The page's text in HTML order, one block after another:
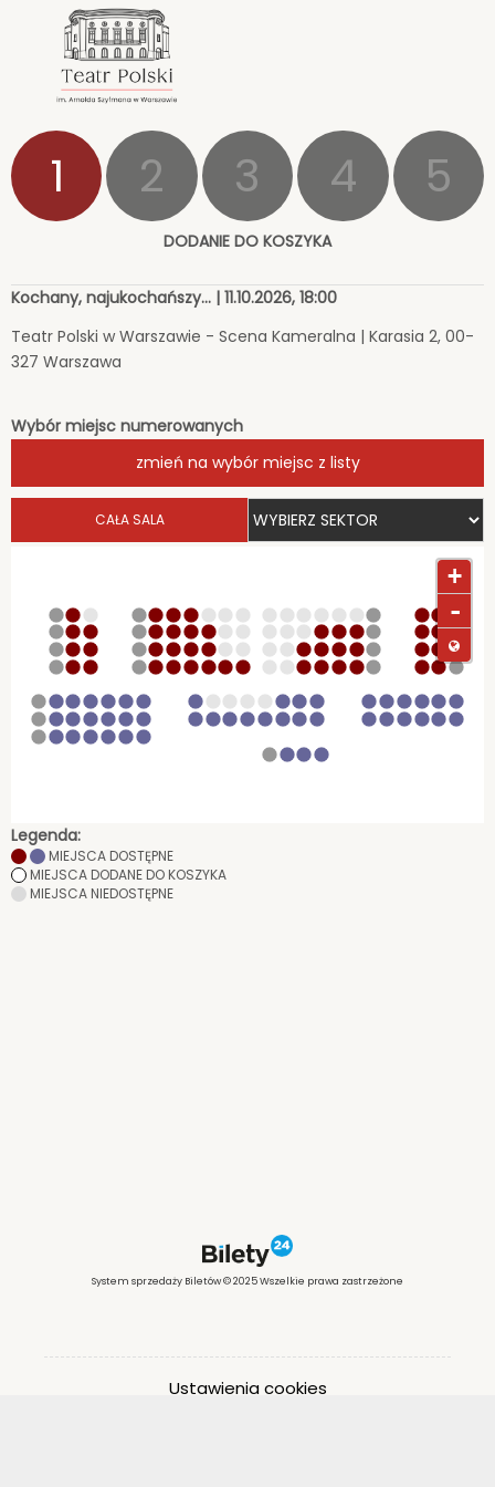
1 2 3 4 5
DODANIE DO KOSZYKA
Kochany, najukochańszy... | 11.10.2026, 18:00
Teatr Polski w Warszawie - Scena Kameralna | Karasia 2, 00-
327 Warszawa
Wybór miejsc numerowanych
zmień na wybór miejsc z listy
CAŁA SALA
+
-
Legenda:
MIEJSCA DOSTĘPNE
MIEJSCA DODANE DO KOSZYKA
MIEJSCA NIEDOSTĘPNE
System sprzedaży Biletów © 2025 Wszelkie prawa zastrzeżone
Ustawienia cookies